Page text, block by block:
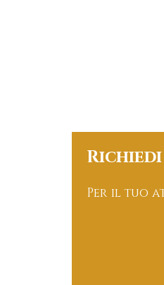
Per il tuo